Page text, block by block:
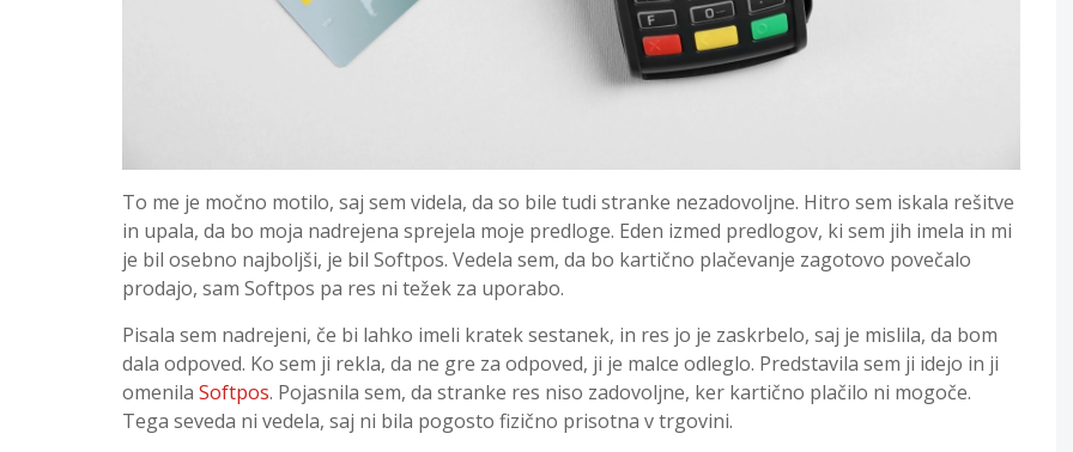
To me je močno motilo, saj sem videla, da so bile tudi stranke nezadovoljne. Hitro sem iskala rešitve
in upala, da bo moja nadrejena sprejela moje predloge. Eden izmed predlogov, ki sem jih imela in mi
je bil osebno najboljši, je bil Softpos. Vedela sem, da bo kartično plačevanje zagotovo povečalo
prodajo, sam Softpos pa res ni težek za uporabo.
Pisala sem nadrejeni, če bi lahko imeli kratek sestanek, in res jo je zaskrbelo, saj je mislila, da bom
dala odpoved. Ko sem ji rekla, da ne gre za odpoved, ji je malce odleglo. Predstavila sem ji idejo in ji
omenila Softpos. Pojasnila sem, da stranke res niso zadovoljne, ker kartično plačilo ni mogoče.
Tega seveda ni vedela, saj ni bila pogosto fizično prisotna v trgovini.